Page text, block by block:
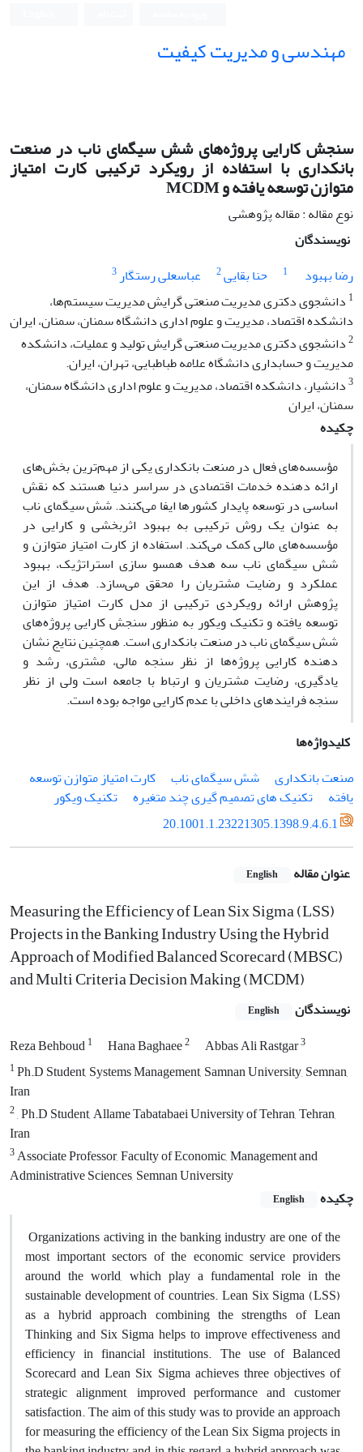
مهندسی و مدیریت کیفیت
سنجش کارایی پروژه‌های شش سیگمای ناب در صنعت
بانکداری با استفاده از رویکرد ترکیبی کارت امتیاز
متوازن توسعه یافته و MCDM
نوع مقاله : مقاله پژوهشی
نویسندگان
رضا بهبود
1 حنا بقایی2 عباسعلی رستگار3
1 دانشجوی دکتری مدیریت صنعتی گرایش مدیریت سیستم‌ها،
دانشکده اقتصاد، مدیریت و علوم اداری دانشگاه سمنان، سمنان، ایران
2دانشجوی دکتری مدیریت صنعتی گرایش تولید و عملیات، دانشکده
مدیریت و حسابداری دانشگاه علامه طباطبایی، تهران، ایران.
3دانشیار، دانشکده اقتصاد، مدیریت و علوم اداری دانشگاه سمنان،
سمنان، ایران
چکیده
مؤسسه­‌های فعال در صنعت بانکداری یکی از مهم‌­ترین بخش‌­های
ارائه دهنده خدمات اقتصادی در سراسر دنیا هستند که نقش
اساسی در توسعه پایدار کشورها ایفا می­‌کنند. شش سیگمای ناب
به عنوان یک روش ترکیبی به بهبود اثربخشی و کارایی در
مؤسسه­‌های مالی کمک می­‌کند. استفاده از کارت امتیاز متوازن و
شش سیگمای ناب سه هدف همسو سازی استراتژیک، بهبود
عملکرد و رضایت مشتریان را محقق می­‌سازد. هدف از این
پژوهش ارائه رویکردی ترکیبی از مدل کارت امتیاز متوازن
توسعه یافته و تکنیک ویکور به منظور سنجش کارایی پروژه‌­های
شش سیگمای ناب در صنعت بانکداری است. همچنین نتایج نشان
دهنده کارایی پروژه­‌ها از نظر سنجه مالی، مشتری، رشد و
یادگیری، رضایت مشتریان و ارتباط با جامعه است ولی از نظر
سنجه فرایندهای داخلی با عدم کارایی مواجه بوده است.
کلیدواژه‌ها
صنعت بانکداری
شش سیگمای ناب
کارت امتیاز متوازن توسعه
یافته
تکنیک های تصمیم گیری چند متغیره
تکنیک ویکور
20.1001.1.23221305.1398.9.4.6.1
عنوان مقاله English
Measuring the Efficiency of Lean Six Sigma (LSS)
Projects in the Banking Industry Using the Hybrid
Approach of Modified Balanced Scorecard (MBSC)
and Multi Criteria Decision Making (MCDM)
نویسندگان English
Reza Behboud1 Hana Baghaee2 Abbas Ali Rastgar3
1Ph.D Student, Systems Management, Samnan University, Semnan,
Iran
2, Ph.D Student, Allame Tabatabaei University of Tehran, Tehran,
Iran
3Associate Professor, Faculty of Economic, Management and
Administrative Sciences, Semnan University
چکیده
English
Organizations activing in the banking industry are one of the
most important sectors of the economic service providers
around the world, which play a fundamental role in the
sustainable development of countries. Lean Six Sigma (LSS)
as a hybrid approach combining the strengths of Lean
Thinking and Six Sigma helps to improve effectiveness and
efficiency in financial institutions. The use of Balanced
Scorecard and Lean Six Sigma achieves three objectives of
strategic alignment, improved performance and customer
satisfaction. The aim of this study was to provide an approach
for measuring the efficiency of the Lean Six Sigma projects in